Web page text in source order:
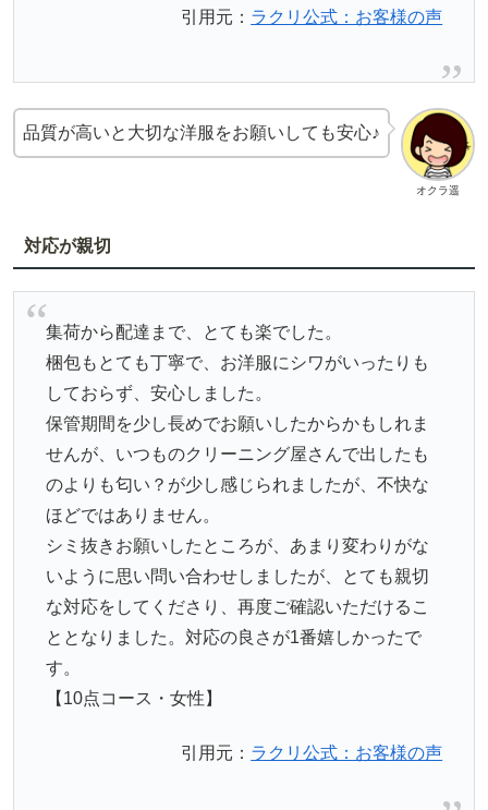
引用元： ラクリ公式：お客様の声
オクラ遥
品質が高いと大切な洋服をお願いしても安心♪
対応が親切
集荷から配達まで、とても楽でした。
梱包もとても丁寧で、お洋服にシワがいったりも
しておらず、安心しました。
保管期間を少し長めでお願いしたからかもしれま
せんが、いつものクリーニング屋さんで出したも
のよりも匂い？が少し感じられましたが、不快な
ほどではありません。
シミ抜きお願いしたところが、あまり変わりがな
いように思い問い合わせしましたが、とても親切
な対応をしてくださり、再度ご確認いただけるこ
ととなりました。対応の良さが1番嬉しかったで
す。
【10点コース・女性】
引用元： ラクリ公式：お客様の声